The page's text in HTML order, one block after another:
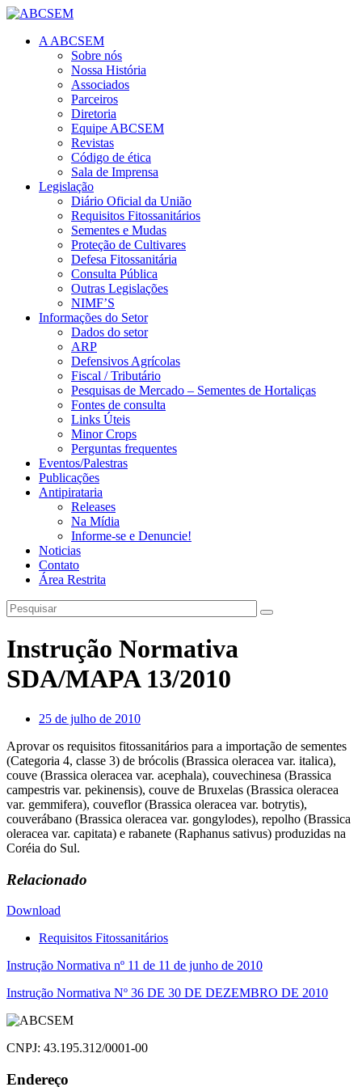
A ABCSEM
Sobre nós
Nossa História
Associados
Parceiros
Diretoria
Equipe ABCSEM
Revistas
Código de ética
Sala de Imprensa
Legislação
Diário Oficial da União
Requisitos Fitossanitários
Sementes e Mudas
Proteção de Cultivares
Defesa Fitossanitária
Consulta Pública
Outras Legislações
NIMF’S
Informações do Setor
Dados do setor
ARP
Defensivos Agrícolas
Fiscal / Tributário
Pesquisas de Mercado – Sementes de Hortaliças
Fontes de consulta
Links Úteis
Minor Crops
Perguntas frequentes
Eventos/Palestras
Publicações
Antipirataria
Releases
Na Mídia
Informe-se e Denuncie!
Noticias
Contato
Área Restrita
Instrução Normativa
SDA/MAPA 13/2010
25 de julho de 2010
Aprovar os requisitos fitossanitários para a importação de sementes
(Categoria 4, classe 3) de brócolis (Brassica oleracea var. italica),
couve (Brassica oleracea var. acephala), couvechinesa (Brassica
campestris var. pekinensis), couve de Bruxelas (Brassica oleracea
var. gemmifera), couveflor (Brassica oleracea var. botrytis),
couverábano (Brassica oleracea var. gongylodes), repolho (Brassica
oleracea var. capitata) e rabanete (Raphanus sativus) produzidas na
Coréia do Sul.
Relacionado
Download
Requisitos Fitossanitários
Navegação
de
Post
Instrução Normativa nº 11 de 11 de junho de 2010
Instrução Normativa Nº 36 DE 30 DE DEZEMBRO DE 2010
CNPJ: 43.195.312/0001-00
Endereço